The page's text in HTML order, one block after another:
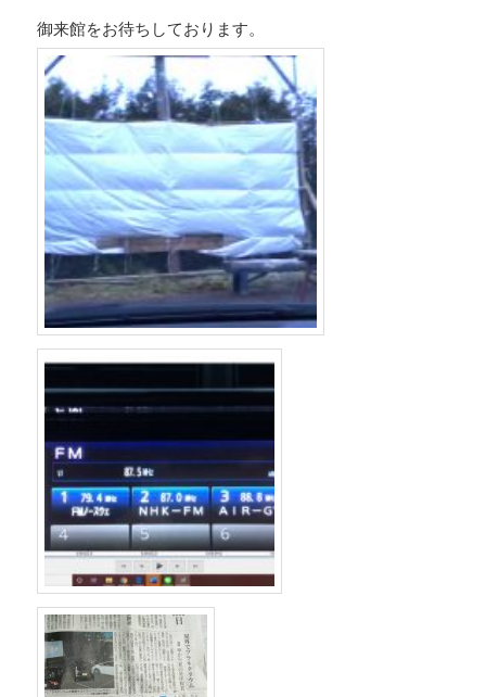
御来館をお待ちしております。